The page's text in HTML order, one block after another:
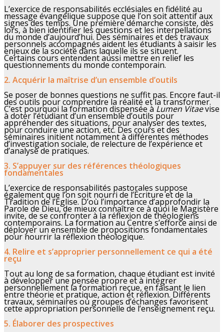
L’exercice de responsabilités ecclésiales en fidélité au
message évangélique suppose que l’on soit attentif aux
signes des temps. Une première démarche consiste, dès
lors, à bien identifier les questions et les interpellations
du monde d’aujourd’hui. Des séminaires et des travaux
personnels accompagnés aident les étudiants à saisir les
enjeux de la société dans laquelle ils se situent.
Certains cours entendent aussi mettre en relief les
questionnements du monde contemporain.
2. Acquérir la maîtrise d’un ensemble d’outils
Se poser de bonnes questions ne suffit pas. Encore faut-il
des outils pour comprendre la réalité et la transformer.
C’est pourquoi la formation dispensée àLumen Vitaevise
à doter l’étudiant d’un ensemble d’outils pour
appréhender des situations, pour analyser des textes,
pour conduire une action, etc. Des cours et des
séminaires initient notamment à différentes méthodes
d’investigation sociale, de relecture de l’expérience et
d’analyse de pratiques.
3. S’appuyer sur des références théologiques
fondamentales
L’exercice de responsabilités pastorales suppose
également que l’on soit nourri de l’Écriture et de la
Tradition de l’Église. D’où l’importance d’approfondir la
Parole de Dieu, de mieux connaître ce à quoi le Magistère
invite, de se confronter à la réflexion de théologiens
contemporains. La formation au Centre s’efforce ainsi de
déployer un ensemble de propositions fondamentales
pour nourrir la réflexion théologique.
4. Relire et s’approprier personnellement ce qui a été
reçu
Tout au long de sa formation, chaque étudiant est invité
à développer une pensée propre et à intégrer
personnellement la formation reçue, en faisant le lien
entre théorie et pratique, action et réflexion. Différents
travaux, séminaires ou groupes d’échanges favorisent
cette appropriation personnelle de l’enseignement reçu.
5. Élaborer des prospectives